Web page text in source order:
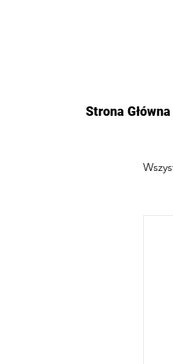
Strona Główna